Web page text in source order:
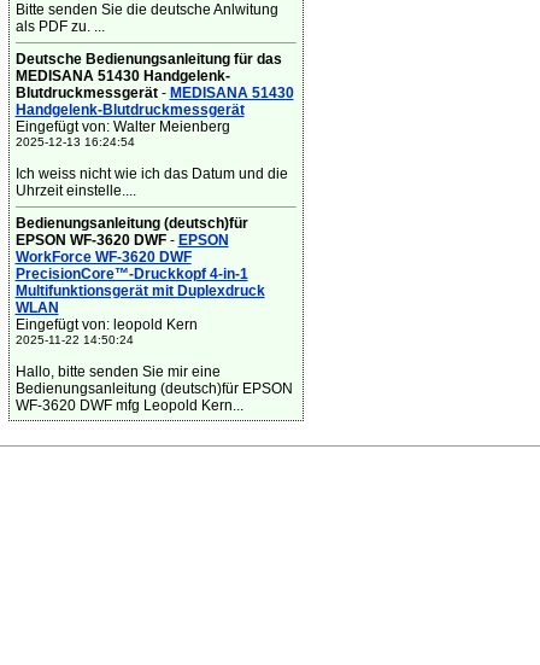
Bitte senden Sie die deutsche Anlwitung
als PDF zu. ...
Deutsche Bedienungsanleitung für das
MEDISANA 51430 Handgelenk-
Blutdruckmessgerät- MEDISANA 51430
Handgelenk-Blutdruckmessgerät
Eingefügt von: Walter Meienberg
2025-12-13 16:24:54
Ich weiss nicht wie ich das Datum und die
Uhrzeit einstelle....
Bedienungsanleitung (deutsch)für
EPSON WF-3620 DWF- EPSON
WorkForce WF-3620 DWF
PrecisionCore™-Druckkopf 4-in-1
Multifunktionsgerät mit Duplexdruck
WLAN
Eingefügt von: leopold Kern
2025-11-22 14:50:24
Hallo, bitte senden Sie mir eine
Bedienungsanleitung (deutsch)für EPSON
WF-3620 DWF mfg Leopold Kern...